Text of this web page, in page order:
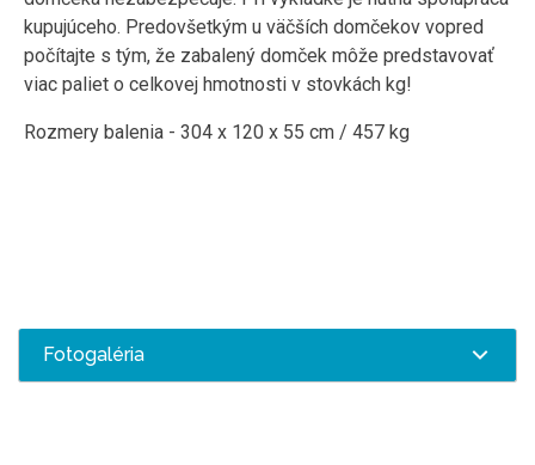
kupujúceho. Predovšetkým u väčších domčekov vopred
počítajte s tým, že zabalený domček môže predstavovať
viac paliet o celkovej hmotnosti v stovkách kg!
Rozmery balenia - 304 x 120 x 55 cm / 457 kg
Fotogaléria